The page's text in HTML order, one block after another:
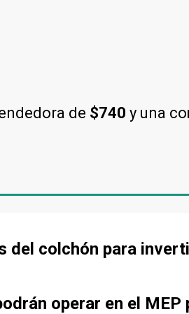
de $740 y una
del colchón para
operar en el MEP